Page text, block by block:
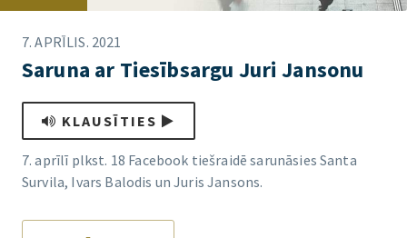
7. APRĪLIS. 2021
Saruna ar Tiesībsargu Juri Jansonu
KLAUSĪTIES
7. aprīlī plkst. 18 Facebook tiešraidē sarunāsies Santa
Survila, Ivars Balodis un Juris Jansons.